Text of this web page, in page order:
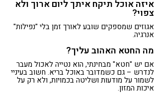
איזה אוכל תיקח איתך ליום ארוך ולא
צפוי?
אגוזים שמספקים שובע לאורך זמן בלי "נפילות"
אנרגיה.
מה החטא האהוב עליך?
אם יש "חטא" מבחינתי, הוא נטייה לאכול מעבר
לנדרש – גם כשמדובר באוכל בריא. חשוב בעיניי
לשמור על מודעות ושליטה בכמויות, ולא רק על
איכות המזון.